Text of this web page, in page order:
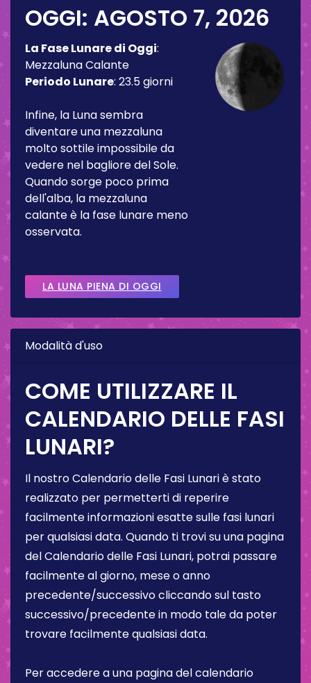
OGGI: AGOSTO 7, 2026
La Fase Lunare di Oggi:
Mezzaluna Calante
Periodo Lunare: 23.5 giorni
Infine, la Luna sembra
diventare una mezzaluna
molto sottile impossibile da
vedere nel bagliore del Sole.
Quando sorge poco prima
dell'alba, la mezzaluna
calante è la fase lunare meno
osservata.
LA LUNA PIENA DI OGGI
Modalità d'uso
COME UTILIZZARE IL
CALENDARIO DELLE FASI
LUNARI?
Il nostro Calendario delle Fasi Lunari è stato
realizzato per permetterti di reperire
facilmente informazioni esatte sulle fasi lunari
per qualsiasi data. Quando ti trovi su una pagina
del Calendario delle Fasi Lunari, potrai passare
facilmente al giorno, mese o anno
precedente/successivo cliccando sul tasto
successivo/precedente in modo tale da poter
trovare facilmente qualsiasi data.
Per accedere a una pagina del calendario